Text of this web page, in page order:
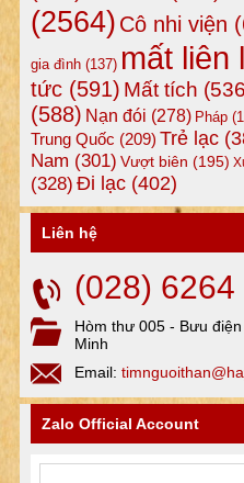
(2564) Cô nhi viện
gia đình(137) mất liên
tức(591) Mất tích
(588) Nạn đói (278) Pháp
Trung Quốc (209) Trẻ lạc
Nam (301) Vượt biên (195)
(328) Đi lạc(402)
Liên hệ
(028) 6264
Hòm thư 005 - Bưu
Minh
Email:
Zalo Official Account